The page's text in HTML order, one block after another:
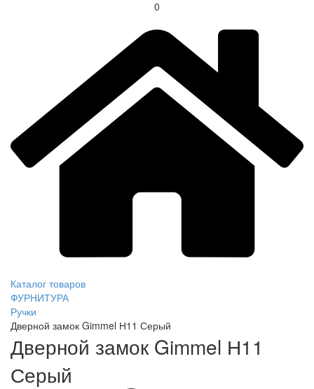
0
Каталог товаров
ФУРНИТУРА
Ручки
Дверной замок Gimmel Н11 Серый
Дверной замок Gimmel Н11
Серый